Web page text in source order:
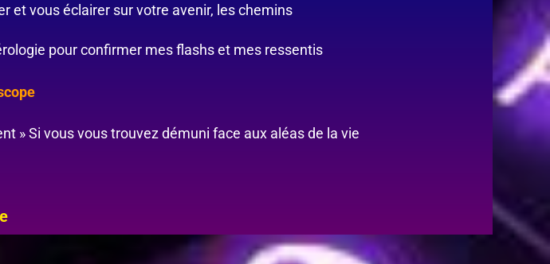
et vous éclairer sur votre avenir, les chemins
pour confirmer mes flashs et mes ressentis
» Si vous vous trouvez démuni face aux aléas de la vie